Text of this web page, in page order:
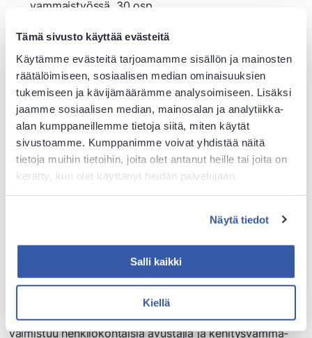
Tämä sivusto käyttää evästeitä
Käytämme evästeitä tarjoamamme sisällön ja mainosten
räätälöimiseen, sosiaalisen median ominaisuuksien
tukemiseen ja kävijämäärämme analysoimiseen. Lisäksi
jaamme sosiaalisen median, mainosalan ja analytiikka-
alan kumppaneillemme tietoja siitä, miten käytät
sivustoamme. Kumppanimme voivat yhdistää näitä
tietoja muihin tietoihin, joita olet antanut heille tai joita on
kerätty, kun olet käyttänyt heidän palvelujaan.
Näytä tiedot
Salli kaikki
Kiellä
Median näyttäminen vaatii markkinointievästeiden
hyväksynnän.
Hyväksy evästeet
vammaistyössä, 30 osp.
Opinnot antavat laajasti tietoja eri vammaisryhmistä,
sairauksista ja niiden hoidosta sekä mielenterveyden
edistämisestä. Opiskelija oppii erilaisia
kommunikaatiokeinoja sekä toiminnallisia ja
voimaannuttavia menetelmiä, joilla asiakasta voidaan
tukea ja valmentaa mahdollisimman itsenäiseen elämään.
Hän oppii arvioimaan asiakkaan avuntarvetta ja
toteuttamaan yksilöllisiä suunnitelmia yhteistyössä
verkostojen ja moniammatillisen yhteisön kanssa.
Jokaisen opiskelijan kanssa
Kiinnostaisiko sinua opiskella enemmän ja suorittaa alan
Vammaisalan ammattitutkinto? Tästä voit
tutustuaVammaisalan ammattitutkintoon, josta
valmistuu henkilökohtaisia avustajia ja kehitysvamma-
Median näyttäminen vaatii markkinointievästeiden
hyväksynnän.
Hyväksy evästeet